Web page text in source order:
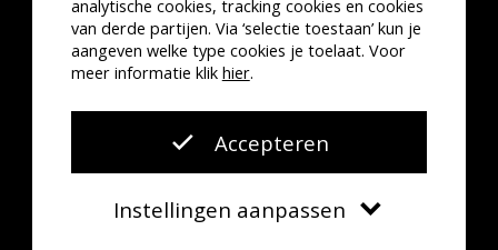
analytische cookies, tracking cookies en cookies
van derde partijen. Via ‘selectie toestaan’ kun je
aangeven welke type cookies je toelaat. Voor
meer informatie klik hier.
Accepteren
Instellingen aanpassen
Disclaimer Privacyverklaring
Kleine lettertjes
VSCD Bezoekersvoorwaarden
Website doorThe Cre8ion.Lab